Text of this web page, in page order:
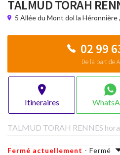
TALMUD TORAH
5 Allée du Mont dol la Héronnière,
02 99
De la part de
Itineraires
TALMUD TORAH RENNES
Fermé actuellement - Fermé